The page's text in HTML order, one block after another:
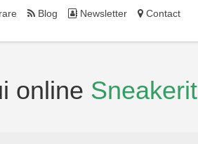
Blog Newsletter Contact
online Sneakerit